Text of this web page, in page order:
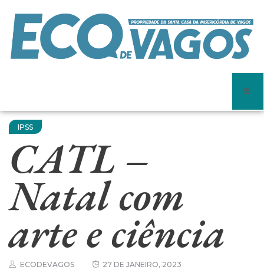
IPSS
CATL –
Natal com
arte e ciência
ECODEVAGOS 27 DE JANEIRO, 2023